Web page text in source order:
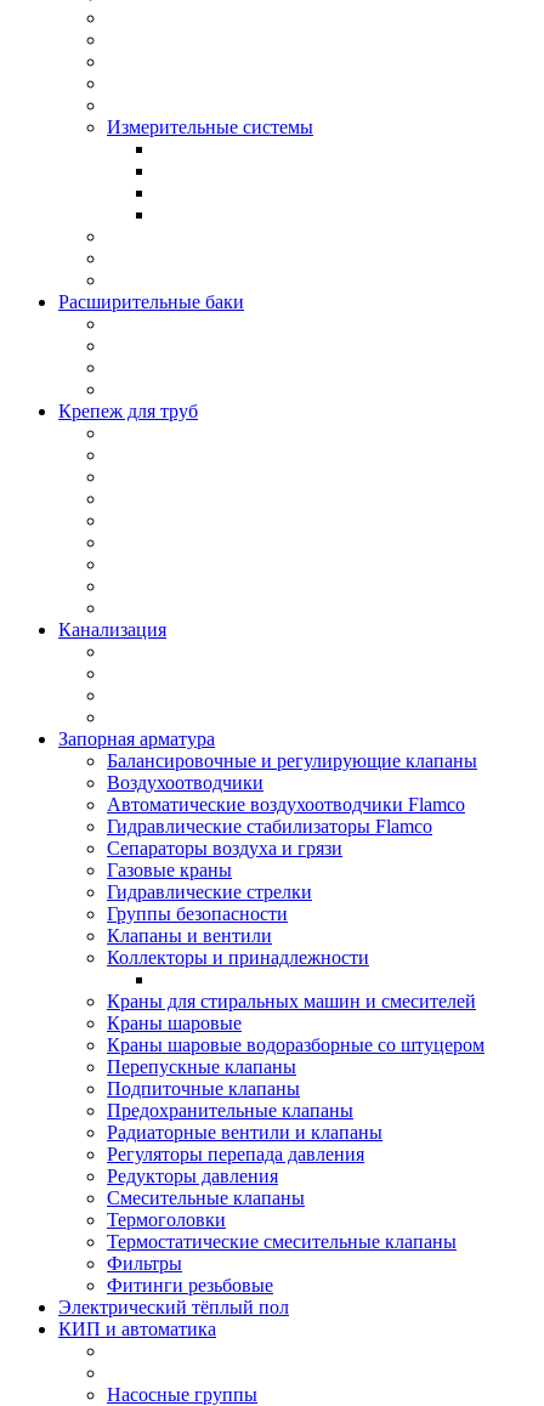
Измерительные системы
Расширительные баки
Крепеж для труб
Канализация
Запорная арматура
Балансировочные и регулирующие клапаны
Воздухоотводчики
Автоматические воздухоотводчики Flamco
Гидравлические стабилизаторы Flamco
Сепараторы воздуха и грязи
Газовые краны
Гидравлические стрелки
Группы безопасности
Клапаны и вентили
Коллекторы и принадлежности
Краны для стиральных машин и смесителей
Краны шаровые
Краны шаровые водоразборные со штуцером
Перепускные клапаны
Подпиточные клапаны
Предохранительные клапаны
Радиаторные вентили и клапаны
Регуляторы перепада давления
Редукторы давления
Смесительные клапаны
Термоголовки
Термостатические смесительные клапаны
Фильтры
Фитинги резьбовые
Электрический тёплый пол
КИП и автоматика
Насосные группы